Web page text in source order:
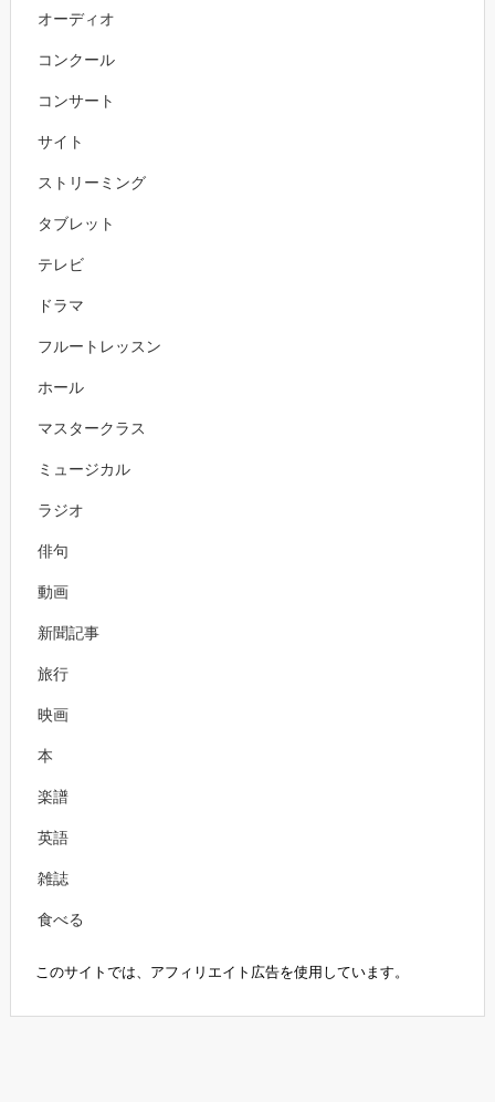
オーディオ
コンクール
コンサート
サイト
ストリーミング
タブレット
テレビ
ドラマ
フルートレッスン
ホール
マスタークラス
ミュージカル
ラジオ
俳句
動画
新聞記事
旅行
映画
本
楽譜
英語
雑誌
食べる
このサイトでは、アフィリエイト広告を使用しています。